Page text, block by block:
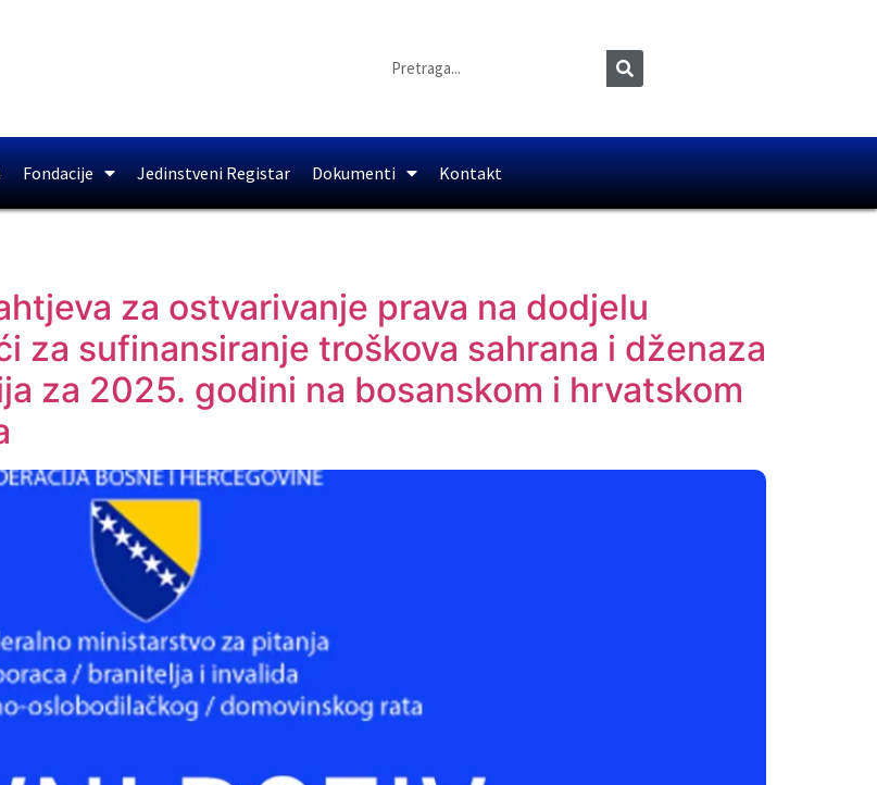
Fondacije Jedinstveni Registar Dokumenti Kontakt
za ostvarivanje prava na dodjelu
za sufinansiranje troškova sahrana i dženaza
za 2025. godini na bosanskom i hrvatskom